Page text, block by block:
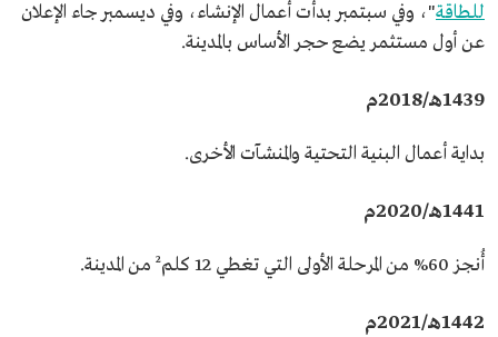
للطاقة"، وفي سبتمبر بدأت أعمال الإنشاء، وفي ديسمبر جاء الإعلان
عن أول مستثمر يضع حجر الأساس بالمدينة.
1439هـ/2018م
بداية أعمال البنية التحتية والمنشآت الأخرى.
1441هـ/2020م
أُنجز 60% من المرحلة الأولى التي تغطي 12 كلم² من المدينة.
1442هـ/2021م